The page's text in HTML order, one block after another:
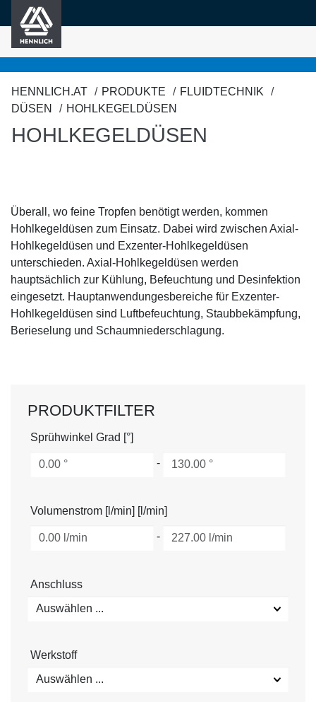
springen
HENNLICH.AT PRODUKTE
FLUIDTECHNIK
DÜSEN
HOHLKEGELDÜSEN
HOHLKEGELDÜSEN
Überall, wo feine Tropfen benötigt werden, kommen
Hohlkegeldüsen zum Einsatz. Dabei wird zwischen Axial-
Hohlkegeldüsen und Exzenter-Hohlkegeldüsen
unterschieden. Axial-Hohlkegeldüsen werden
hauptsächlich zur Kühlung, Befeuchtung und Desinfektion
eingesetzt. Hauptanwendungesbereiche für Exzenter-
Hohlkegeldüsen sind Luftbefeuchtung, Staubbekämpfung,
Berieselung und Schaumniederschlagung.
PRODUKTFILTER
Sprühwinkel Grad [°]
-
Volumenstrom [l/min] [l/min]
-
Anschluss
Auswählen ...
Werkstoff
Auswählen ...